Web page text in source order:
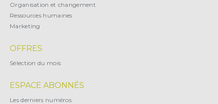
Organisation et changement
Ressources humaines
Marketing
OFFRES
Sélection du mois
ESPACE ABONNÉS
Les derniers numéros